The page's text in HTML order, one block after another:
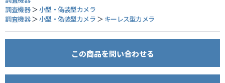
調査機器 ＞小型・偽装型カメラ
調査機器 ＞小型・偽装型カメラ ＞ キーレス型カメラ
この商品を問い合わせる
ホームに戻る